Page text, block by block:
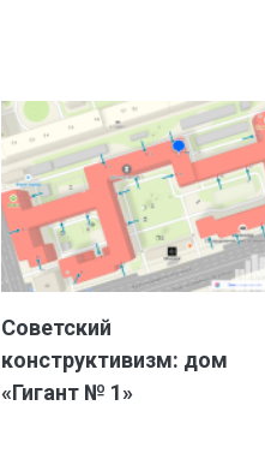
Советский
конструктивизм: дом
«Гигант № 1»